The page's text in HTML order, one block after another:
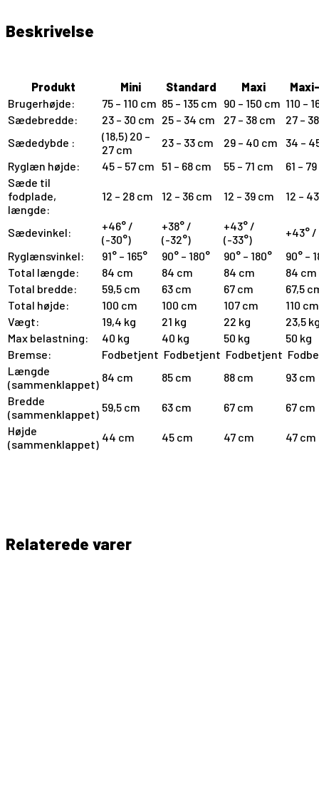
Beskrivelse
Produkt Mini Standard Maxi
Brugerhøjde:
75 – 110 cm 85 – 135 cm 90 – 150 cm 110 –
Sædebredde:
23 – 30 cm 25 – 34 cm 27 – 38 cm
27 –
Sædedybde :
(18,5) 20 –
27 cm
23 – 33 cm 29 – 40 cm
34 –
Ryglæn højde:
45 – 57 cm 51 – 68 cm 55 – 71 cm
61 –
Sæde til
fodplade,
længde:
12 – 28 cm 12 – 36 cm 12 – 39 cm 12 –
Sædevinkel:
+46° /
(-30°)
+38° /
(-32°)
+43° /
(-33°)
+43° /
Ryglænsvinkel:
91° – 165° 90° – 180° 90° – 180°
90° –
Total længde:
84 cm 84 cm 84 cm
84 cm
Total bredde:
59,5 cm 63 cm 67 cm
67,5
Total højde:
100 cm 100 cm 107 cm
110 cm
Vægt:
19,4 kg 21 kg 22 kg
23,5
Max belastning:
40 kg 40 kg 50 kg
50 kg
Bremse:
Fodbetjent Fodbetjent Fodbetjent
Længde
(sammenklappet)
84 cm 85 cm 88 cm
93 cm
Bredde
(sammenklappet)
59,5 cm 63 cm 67 cm
67 cm
Højde
(sammenklappet)
44 cm 45 cm 47 cm 47 cm
Relaterede varer